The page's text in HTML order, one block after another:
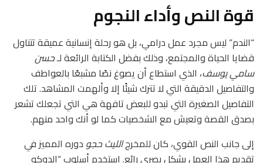
قوة النص وأداء النجوم
“الندم” ليس مجرد عمل درامي، بل هو رحلة إنسانية عميقة تتناول
قضايا الحياة والمجتمع، وذلك بفضل الكتابة الرائعة لـحسن
سامي يوسف، الذي استطاع أن يصوغ نصًا مشبعًا بالعواطف
والتفاصيل الدقيقة التي لا تترك شيئًا إلا وألهمت المشاهد. تلك
التفاصيل الصغيرة التي تبدو للبعض تافهة هي التي تجعلك تشعر
بصدق القصة وتعيش مع الشخصيات كما لو أنك واحد منهم.
إلى جانب النص القوي، كان للمخرجالليث حجو دوره المميز في
تقديم هذا العمل بشكل بصري رائع. استخدم أسلوب “الدوكو